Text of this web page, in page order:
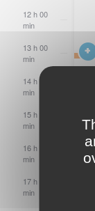
12 h 00
min
13 h 00
min
14 h 00
min
15 h 00
min
16 h 00
min
17 h 00
min